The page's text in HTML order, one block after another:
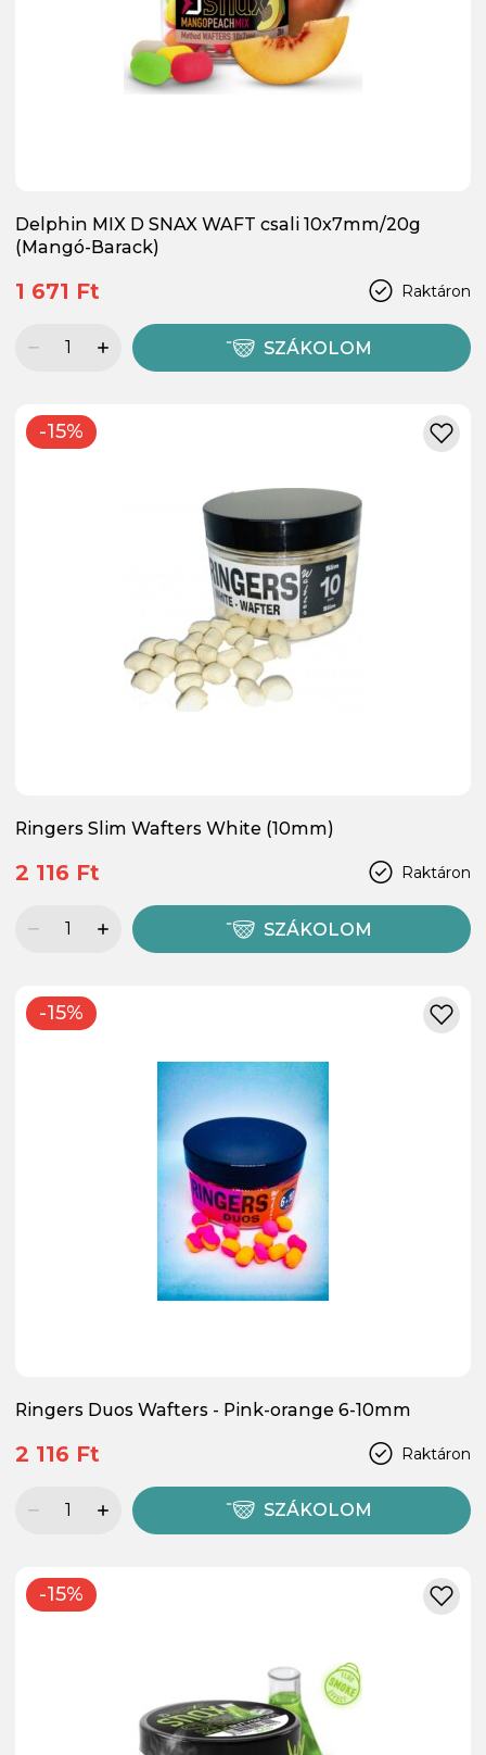
Delphin MIX D SNAX WAFT csali 10x7mm/20g
(Mangó-Barack)
Raktáron
1 671 Ft
SZÁKOLOM
-15%
Ringers Slim Wafters White (10mm)
Raktáron
2 116 Ft
SZÁKOLOM
-15%
Ringers Duos Wafters - Pink-orange 6-10mm
Raktáron
2 116 Ft
SZÁKOLOM
-15%